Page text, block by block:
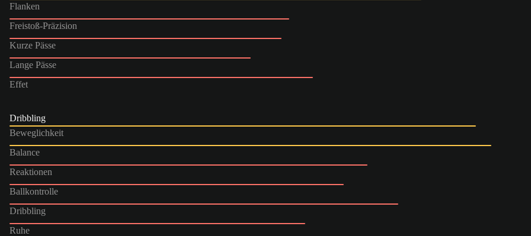
Flanken
Freistoß-Präzision
Kurze Pässe
Lange Pässe
Effet
Dribbling
Beweglichkeit
Balance
Reaktionen
Ballkontrolle
Dribbling
Ruhe